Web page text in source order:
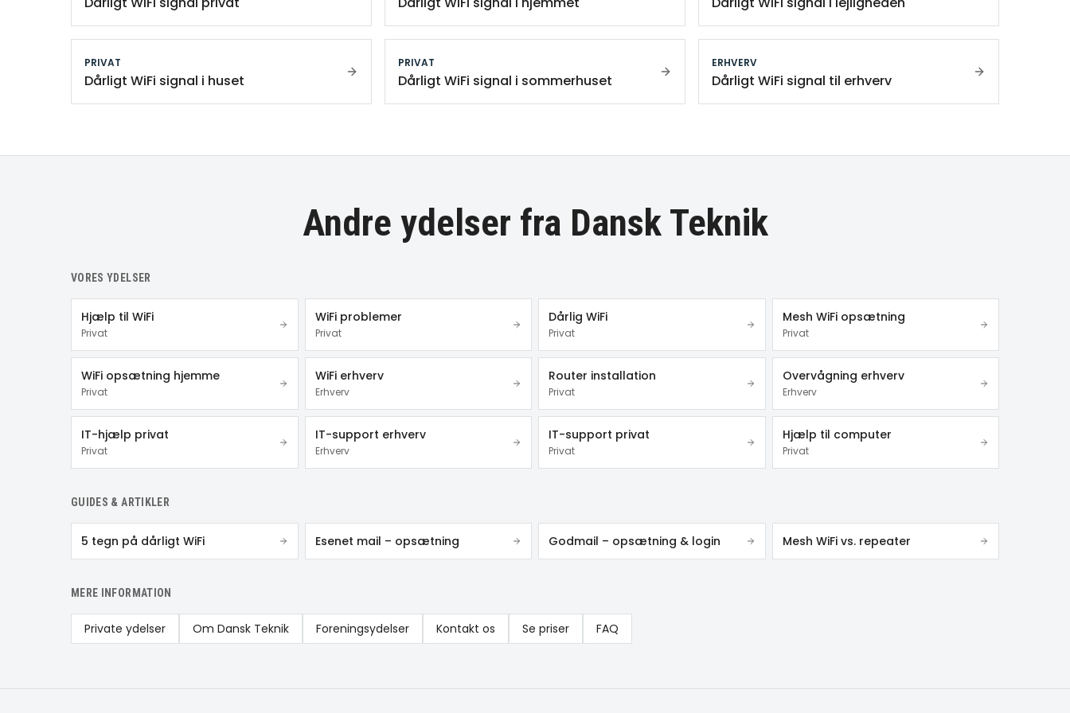
PRIVAT
Dårligt WiFi signal i huset
PRIVAT
Dårligt WiFi signal i sommerhuset
ERHVERV
Dårligt WiFi signal til erhverv
Andre ydelser fra Dansk Teknik
VORES YDELSER
Hjælp til WiFi
Privat
WiFi problemer
Privat
Dårlig WiFi
Privat
Mesh WiFi opsætning
Privat
WiFi opsætning hjemme
Privat
WiFi erhverv
Erhverv
Router installation
Privat
Overvågning erhverv
Erhverv
IT-hjælp privat
Privat
IT-support erhverv
Erhverv
IT-support privat
Privat
Hjælp til computer
Privat
GUIDES & ARTIKLER
5 tegn på dårligt WiFi Esenet mail – opsætning Godmail – opsætning & login Mesh WiFi vs. repeater
MERE INFORMATION
Private ydelser Om Dansk Teknik Foreningsydelser Kontakt os Se priser FAQ